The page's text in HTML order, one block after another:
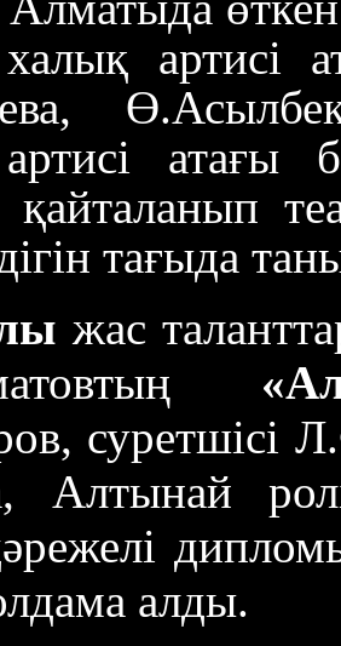
артисі
артисі атағы
тағыда
жас
суретшісі
Алтынай
алды.